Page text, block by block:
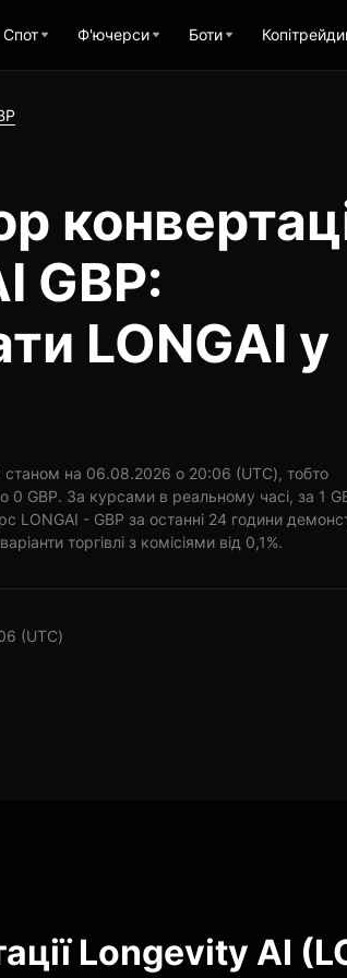
Спот Ф'ючерси Боти
GBP:
LONGAI у
станом на 06.08.2026 о 20:06 (UTC), тобто
0 GBP. За курсами в реальному часі, за 1
LONGAI - GBP за останні 24 години
торгівлі з комісіями від 0,1%.
(UTC)
Longevity AI